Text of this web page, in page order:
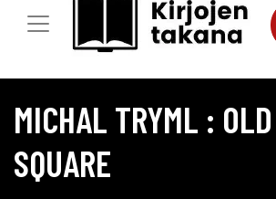
MICHAL TRYML :
SQUARE